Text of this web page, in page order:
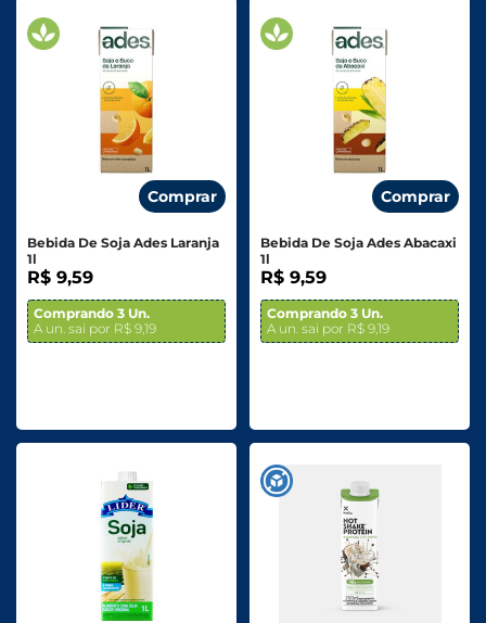
Comprar
Bebida De Soja Ades Laranja
1l
R$ 9,59
Comprando 3 Un.
A un. sai por R$ 9,19
Comprar
Bebida De Soja Ades Abacaxi
1l
R$ 9,59
Comprando 3 Un.
A un. sai por R$ 9,19